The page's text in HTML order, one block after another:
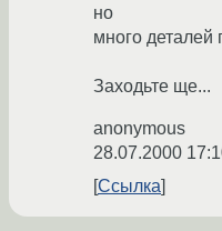
но
много деталей
Заходьте ще...
anonymous
28.07.2000
Ссылка